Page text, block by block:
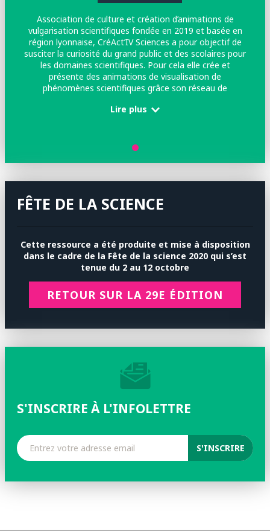
Association de culture et création d’animations de
vulgarisation scientifiques fondée en 2019 et basée en
région lyonnaise, CréAct’IV Sciences a pour objectif de
susciter la curiosité du grand public et des scolaires pour
les domaines scientifiques. Pour cela elle crée et
présente des animations de visualisation de
phénomènes scientifiques grâce son réseau de
Lire plus
FÊTE DE LA SCIENCE
Cette ressource a été produite et mise à disposition
dans le cadre de la Fête de la science 2020 qui s’est
tenue du 2 au 12 octobre
RETOUR SUR LA 29E ÉDITION
S'INSCRIRE À L'INFOLETTRE